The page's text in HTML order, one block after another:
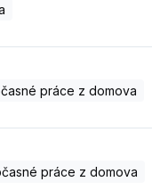
práce z domova
práce z domova